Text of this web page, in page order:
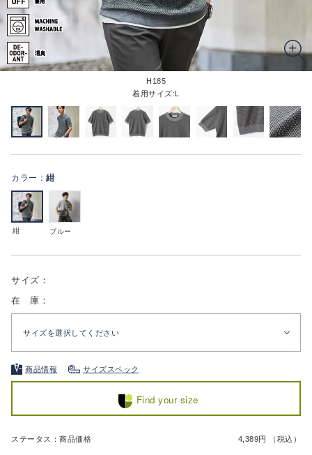
H185
着用サイズ:L
カラー： 紺
紺 ブルー
サイズ：
在 庫：
サイズを選択してください
商品情報 サイズスペック
Find your size
ステータス：商品価格 4,389円 （税込）